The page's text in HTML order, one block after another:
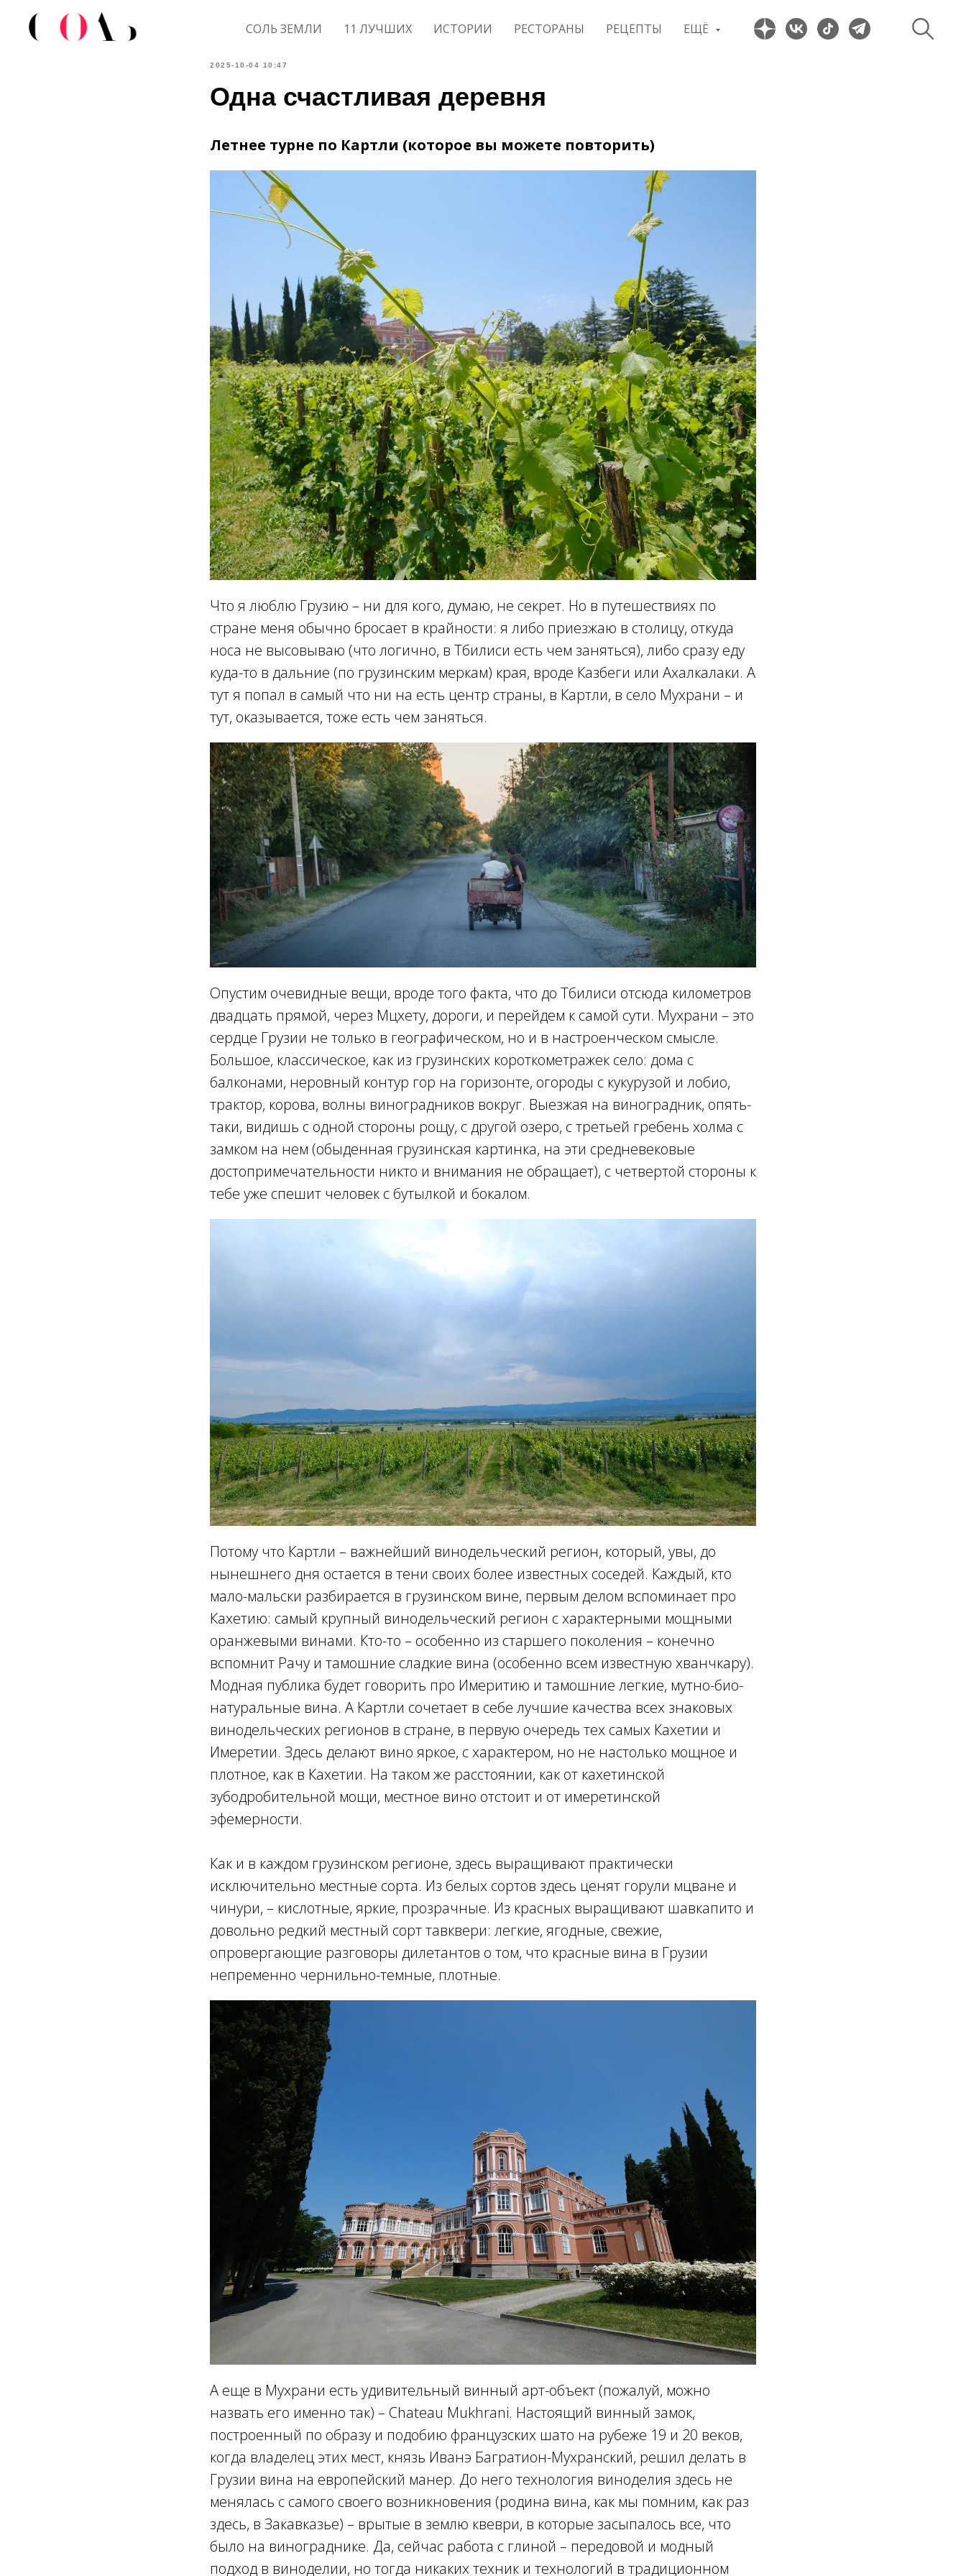
СОЛЬ ЗЕМЛИ 11 ЛУЧШИХ ИСТОРИИ РЕСТОРАНЫ РЕЦЕПТЫ ЕЩЁ
2025-10-04 10:47
Одна счастливая деревня
Летнее турне по Картли (которое вы можете повторить)
Что я люблю Грузию – ни для кого, думаю, не секрет. Но в путешествиях по
стране меня обычно бросает в крайности: я либо приезжаю в столицу, откуда
носа не высовываю (что логично, в Тбилиси есть чем заняться), либо сразу еду
куда-то в дальние (по грузинским меркам) края, вроде Казбеги или Ахалкалаки. А
тут я попал в самый что ни на есть центр страны, в Картли, в село Мухрани – и
тут, оказывается, тоже есть чем заняться.
Опустим очевидные вещи, вроде того факта, что до Тбилиси отсюда километров
двадцать прямой, через Мцхету, дороги, и перейдем к самой сути. Мухрани – это
сердце Грузии не только в географическом, но и в настроенческом смысле.
Большое, классическое, как из грузинских короткометражек село: дома с
балконами, неровный контур гор на горизонте, огороды с кукурузой и лобио,
трактор, корова, волны виноградников вокруг. Выезжая на виноградник, опять-
таки, видишь с одной стороны рощу, с другой озеро, с третьей гребень холма с
замком на нем (обыденная грузинская картинка, на эти средневековые
достопримечательности никто и внимания не обращает), с четвертой стороны к
тебе уже спешит человек с бутылкой и бокалом.
Потому что Картли – важнейший винодельческий регион, который, увы, до
нынешнего дня остается в тени своих более известных соседей. Каждый, кто
мало-мальски разбирается в грузинском вине, первым делом вспоминает про
Кахетию: самый крупный винодельческий регион с характерными мощными
оранжевыми винами. Кто-то – особенно из старшего поколения – конечно
вспомнит Рачу и тамошние сладкие вина (особенно всем известную хванчкару).
Модная публика будет говорить про Имеритию и тамошние легкие, мутно-био-
натуральные вина. А Картли сочетает в себе лучшие качества всех знаковых
винодельческих регионов в стране, в первую очередь тех самых Кахетии и
Имеретии. Здесь делают вино яркое, с характером, но не настолько мощное и
плотное, как в Кахетии. На таком же расстоянии, как от кахетинской
зубодробительной мощи, местное вино отстоит и от имеретинской
эфемерности.
Как и в каждом грузинском регионе, здесь выращивают практически
исключительно местные сорта. Из белых сортов здесь ценят горули мцване и
чинури, – кислотные, яркие, прозрачные. Из красных выращивают шавкапито и
довольно редкий местный сорт тавквери: легкие, ягодные, свежие,
опровергающие разговоры дилетантов о том, что красные вина в Грузии
непременно чернильно-темные, плотные.
А еще в Мухрани есть удивительный винный арт-объект (пожалуй, можно
назвать его именно так) – Chateau Mukhrani. Настоящий винный замок,
построенный по образу и подобию французских шато на рубеже 19 и 20 веков,
когда владелец этих мест, князь Иванэ Багратион-Мухранский, решил делать в
Грузии вина на европейский манер. До него технология виноделия здесь не
менялась с самого своего возникновения (родина вина, как мы помним, как раз
здесь, в Закавказье) – врытые в землю квеври, в которые засыпалось все, что
было на винограднике. Да, сейчас работа с глиной – передовой и модный
подход в виноделии, но тогда никаких техник и технологий в традиционном